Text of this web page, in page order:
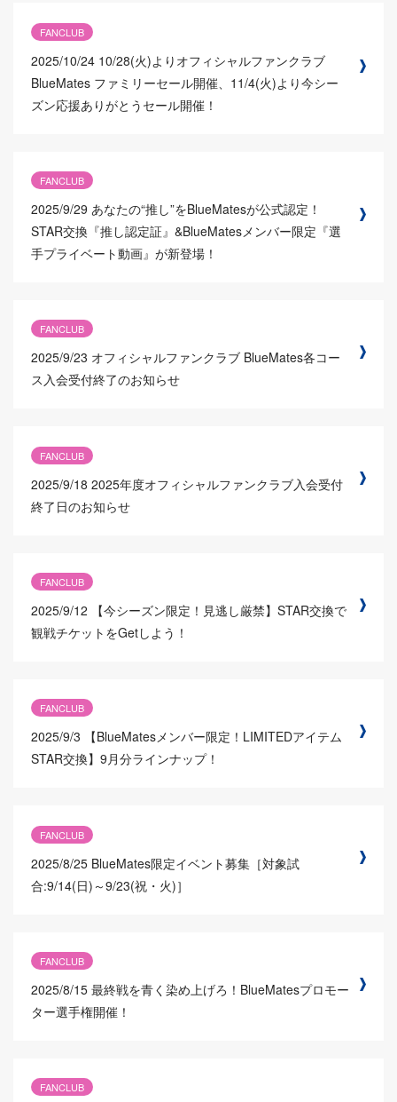
FANCLUB
2025/10/24 10/28(火)よりオフィシャルファンクラブ
BlueMates ファミリーセール開催、11/4(火)より今シー
ズン応援ありがとうセール開催！
FANCLUB
2025/9/29 あなたの“推し”をBlueMatesが公式認定！
STAR交換『推し認定証』&BlueMatesメンバー限定『選
手プライベート動画』が新登場！
FANCLUB
2025/9/23 オフィシャルファンクラブ BlueMates各コー
ス入会受付終了のお知らせ
FANCLUB
2025/9/18 2025年度オフィシャルファンクラブ入会受付
終了日のお知らせ
FANCLUB
2025/9/12
【今シーズン限定！見逃し厳禁】STAR交換で
観戦チケットをGetしよう！
FANCLUB
2025/9/3
【BlueMatesメンバー限定！LIMITEDアイテム
STAR交換】9月分ラインナップ！
FANCLUB
2025/8/25 BlueMates限定イベント募集［対象試
合:9/14(日)～9/23(祝・火)］
FANCLUB
2025/8/15 最終戦を青く染め上げろ！BlueMatesプロモー
ター選手権開催！
FANCLUB